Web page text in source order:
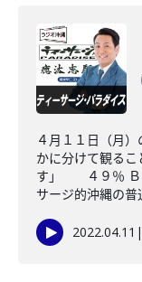
４月１１日（月
かに分けて観る
す」 ４９％ Ｂ
サージ的沖縄の普
2022.04.11 |